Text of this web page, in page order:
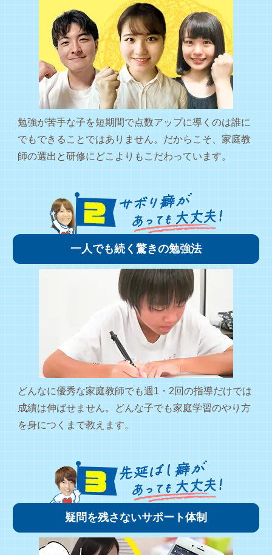
勉強が苦手な子を短期間で点数アップに導くのは誰に
でもできることではありません。だからこそ、家庭教
師の選出と研修にどこよりもこだわっています。
一人でも続く驚きの勉強法
どんなに優秀な家庭教師でも週1・2回の指導だけでは
成績は伸ばせません。どんな子でも家庭学習のやり方
を身につくまで教えます。
疑問を残さないサポート体制